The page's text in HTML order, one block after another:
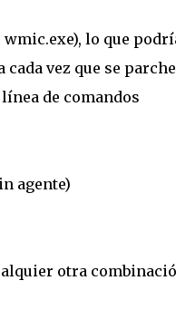
lo que
vez que se
de comandos
agente)
otra